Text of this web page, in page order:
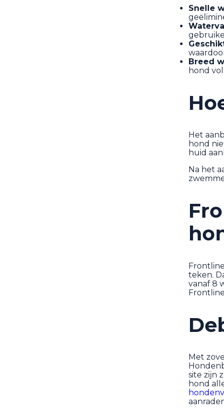
Snelle
Breed
hond
Het
hond
huid
Na het
teken.
vanaf 8
Met
site zijn
hond